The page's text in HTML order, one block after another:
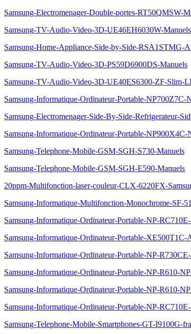
Samsung-Electromenager-Double-portes-RT50QMSW-
Samsung-TV-Audio-Video-3D-UE46EH6030W-Manuels
Samsung-Home-Appliance-Side-by-Side-RSA1STMG-
Samsung-TV-Audio-Video-3D-PS59D6900DS-Manuels
Samsung-TV-Audio-Video-3D-UE40ES6300-ZF-Slim-
Samsung-Informatique-Ordinateur-Portable-
Samsung-Electromenager-Side-By-Side-Refrigerateur-
Samsung-Informatique-Ordinateur-Portable-
Samsung-Telephone-Mobile-GSM-SGH-S730-Manuels
Samsung-Telephone-Mobile-GSM-SGH-E590-Manuels
20ppm-Multifonction-laser-couleur-CLX-6220FX-
Samsung-Informatique-Multifonction-Monochrome-SF-
Samsung-Informatique-Ordinateur-Portable-NP-
Samsung-Informatique-Ordinateur-Portable-XE500T1C-
Samsung-Informatique-Ordinateur-Portable-NP-
Samsung-Informatique-Ordinateur-Portable-NP-R610-
Samsung-Informatique-Ordinateur-Portable-NP-R610-
Samsung-Informatique-Ordinateur-Portable-NP-
Samsung-Telephone-Mobile-Smartphones-GT-I9100G-